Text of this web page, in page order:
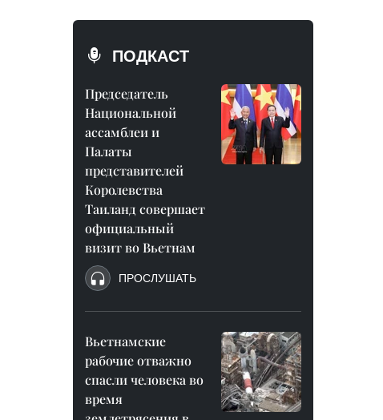
ПОДКАСТ
Председатель
Национальной
ассамблеи и
Палаты
представителей
Королевства
Таиланд совершает
официальный
визит во Вьетнам
ПРОСЛУШАТЬ
Вьетнамские
рабочие отважно
спасли человека во
время